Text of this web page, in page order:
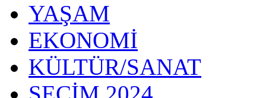
YAŞAM
EKONOMİ
KÜLTÜR/SANAT